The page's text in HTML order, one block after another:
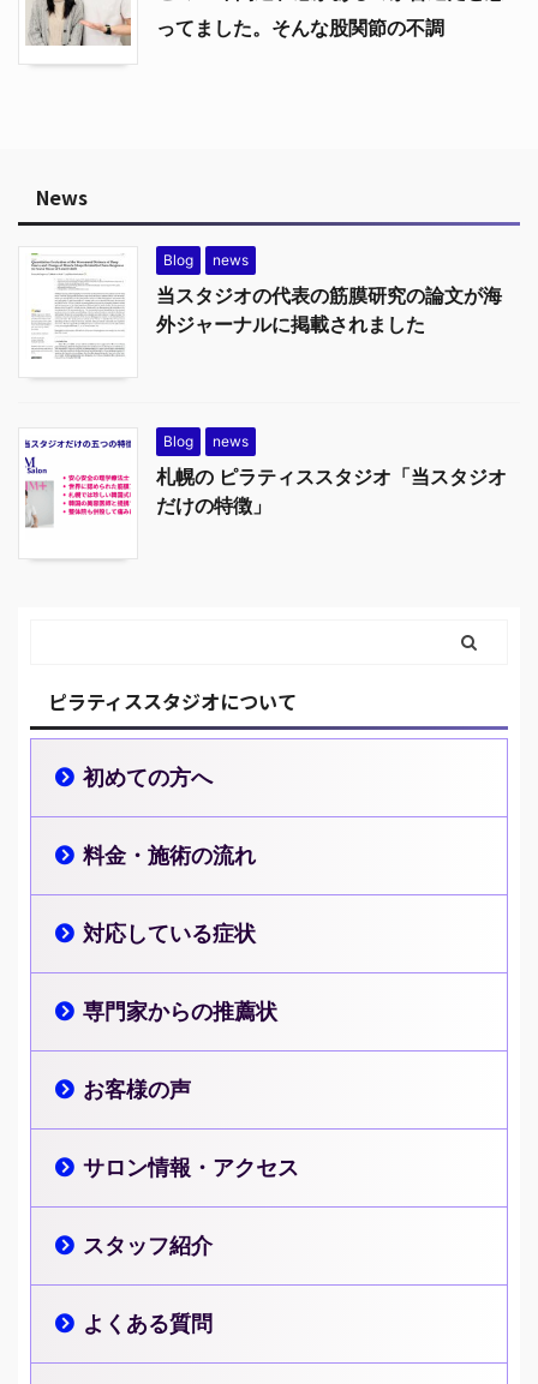
ってました。そんな股関節の不調
News
Blog news
当スタジオの代表の筋膜研究の論文が海
外ジャーナルに掲載されました
Blog news
札幌の ピラティススタジオ「当スタジオ
だけの特徴」
ピラティススタジオについて
初めての方へ
料金・施術の流れ
対応している症状
専門家からの推薦状
お客様の声
サロン情報・アクセス
スタッフ紹介
よくある質問